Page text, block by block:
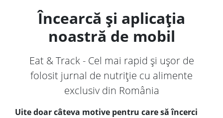
Încearcă și aplicația
noastră de mobil
Eat & Track - Cel mai rapid și ușor de
folosit jurnal de nutriție cu alimente
exclusiv din România
Uite doar câteva motive pentru care să încerci